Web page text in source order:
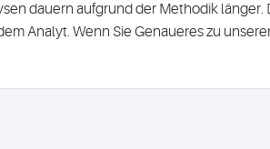
dauern aufgrund der Methodik
Analyt. Wenn Sie Genaueres zu